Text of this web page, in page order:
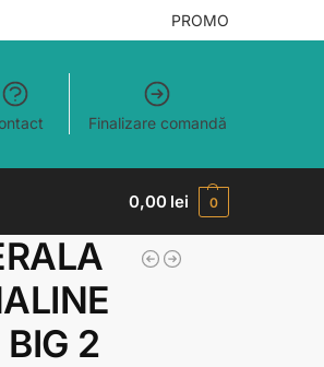
PROMO
Finalizare comandă
0,00 lei 0
2